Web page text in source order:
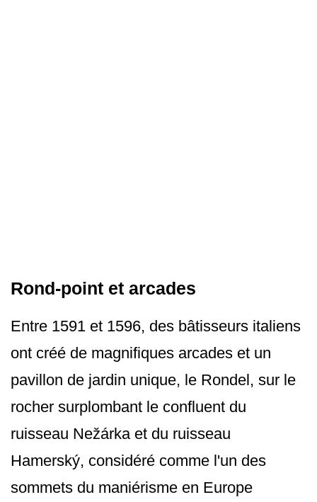
Rond-point et arcades
Entre 1591 et 1596, des bâtisseurs italiens
ont créé de magnifiques arcades et un
pavillon de jardin unique, le Rondel, sur le
rocher surplombant le confluent du
ruisseau Nežárka et du ruisseau
Hamerský, considéré comme l'un des
sommets du maniérisme en Europe